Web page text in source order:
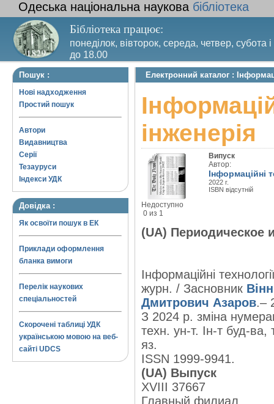
Одеська національна наукова бібліотека
Бібліотека працює:
понеділок, вівторок, середа, четвер, субота
до 18.00
Вихідний день – п’ятниця. Останній четвер
Пошук :
Нові надходження
Простий пошук
Автори
Видавництва
Серії
Тезауруси
Індекси УДК
Довідка :
Як освоїти пошук в ЕК
Приклади оформлення
бланка вимоги
Перелік наукових
спеціальностей
Скорочені таблиці УДК
українською мовою на веб-
сайті UDCS
Електронний каталог :
інженерія
Недоступно
0 из 1
Випуск
Автор:
Інформаційні
2022 г.
ISBN відсутній
(UA) Периодическое
Інформаційні
журн. / Засновник
Дмитрович Азаров.–
З 2024 р. зміна
техн. ун-т. Ін-т буд-ва,
яз.
ISSN 1999-9941.
(UA) Выпуск
XVIII 37667
Главный филиал